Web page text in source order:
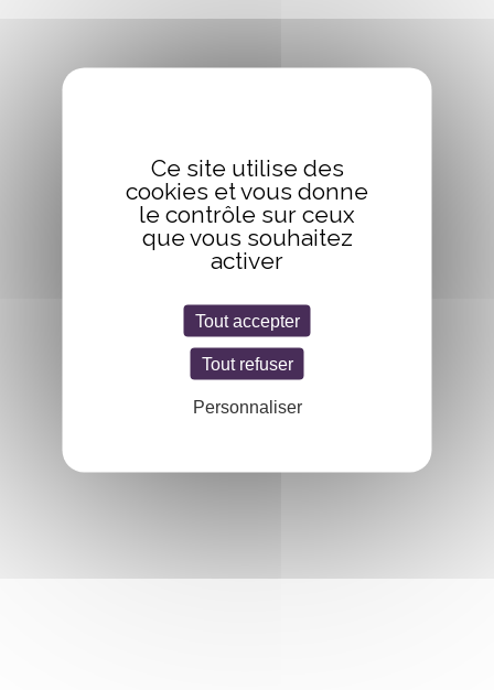
Ce site utilise des
cookies et vous donne
le contrôle sur ceux
que vous souhaitez
activer
Tout accepter
Tout refuser
Personnaliser